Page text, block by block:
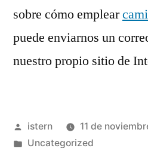
sobre cómo emplear
puede enviarnos un
nuestro propio sitio de
Publicado
por
istern
11 de
Publicado
Uncategorized